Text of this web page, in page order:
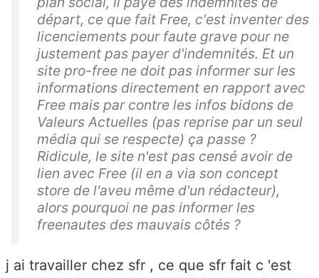
départ, ce que fait Free, c'est inventer des
licenciements pour faute grave pour ne
justement pas payer d'indemnités. Et un
site pro-free ne doit pas informer sur les
informations directement en rapport avec
Free mais par contre les infos bidons de
Valeurs Actuelles (pas reprise par un seul
média qui se respecte) ça passe ?
Ridicule, le site n'est pas censé avoir de
lien avec Free (il en a via son concept
store de l'aveu même d'un rédacteur),
alors pourquoi ne pas informer les
freenautes des mauvais côtés ?
j ai travailler chez sfr , ce que sfr fait c 'est